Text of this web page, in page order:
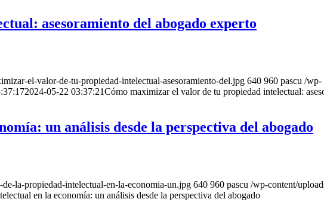
asesoramiento del abogado experto
el-valor-de-tu-propiedad-intelectual-asesoramiento-del.jpg 640 960 pascu /wp-
2024-05-22 03:37:21Cómo maximizar el valor de tu propiedad intelectual:
un análisis desde la perspectiva del abogado
la-propiedad-intelectual-en-la-economia-un.jpg 640 960 pascu /wp-content/
en la economía: un análisis desde la perspectiva del abogado